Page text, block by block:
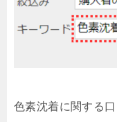
色素沈着に関する